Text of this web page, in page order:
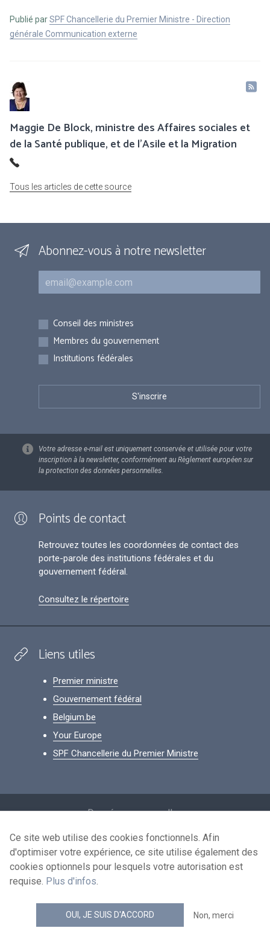
Publié parSPF Chancellerie du Premier Ministre - Direction
générale Communication externe
Maggie De Block, ministre des Affaires sociales et
de la Santé publique, et de l’Asile et la Migration
Tous les articles de cette source
Abonnez-vous à notre newsletter
Courriel
Inscriptions
Conseil des ministres
Membres du gouvernement
Institutions fédérales
Votre adresse e-mail est uniquement conservée et utilisée pour votre
inscription à la newsletter, conformément au Règlement européen sur
la protection des données personnelles.
Points de contact
Retrouvez toutes les coordonnées de contact des
porte-parole des institutions fédérales et du
gouvernement fédéral.
Consultez le répertoire
Liens utiles
Premier ministre
Gouvernement fédéral
Belgium.be
Your Europe
SPF Chancellerie du Premier Ministre
Données personnelles
Conditions de réutilisation
Contactez-nous
news.belgium flux RSS
Ce site web utilise des cookies fonctionnels. Afin
d'optimiser votre expérience, ce site utilise également des
cookies optionnels pour lesquels votre autorisation est
requise. Plus d'infos.
OUI, JE SUIS D'ACCORD Non, merci